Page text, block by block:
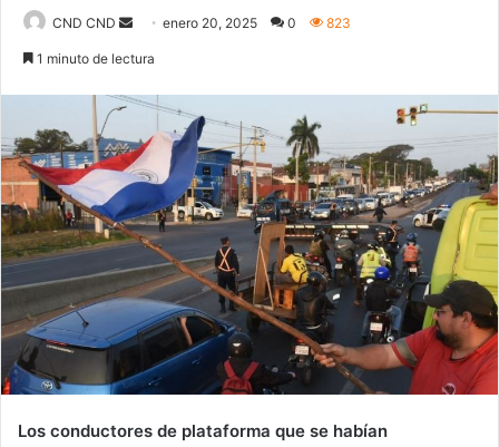
CND CND
Sendenero 20, 2025 0 823
1 minuto de lectura
Los conductores de plataforma que se habían